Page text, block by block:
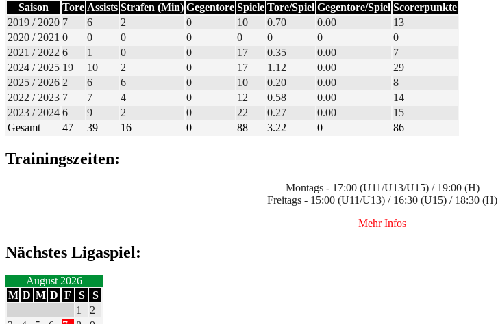
Saison Tore Assists Strafen (Min) Gegentore Spiele Tore/Spiel Gegentore/Spiel Scorerpunkte
2019 / 2020 7 6 2 0 10 0.70 0.00
13
2020 / 2021 0 0 0 0 0 0 0
0
2021 / 2022 6 1 0 0 17 0.35 0.00
7
2024 / 2025 19 10 2 0 17 1.12 0.00
29
2025 / 2026 2 6 6 0 10 0.20 0.00
8
2022 / 2023 7 7 4 0 12 0.58 0.00
14
2023 / 2024 6 9 2 0 22 0.27 0.00
15
Gesamt
47 39 16 0 88 3.22 0 86
Trainingszeiten:
Montags - 17:00 (U11/U13/U15) / 19:00 (H)
Freitags - 15:00 (U11/U13) / 16:30 (U15) / 18:30 (H)
Mehr Infos
Nächstes Ligaspiel:
August 2026
M D M D F S
S
1
2